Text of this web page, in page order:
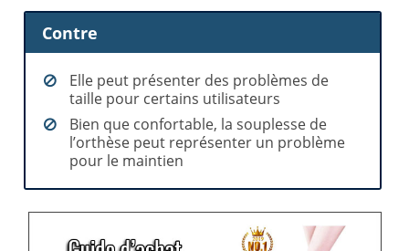
Contre
Elle peut présenter des problèmes de
taille pour certains utilisateurs
Bien que confortable, la souplesse de
l’orthèse peut représenter un problème
pour le maintien